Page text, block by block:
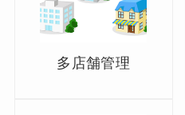
多店舗管理